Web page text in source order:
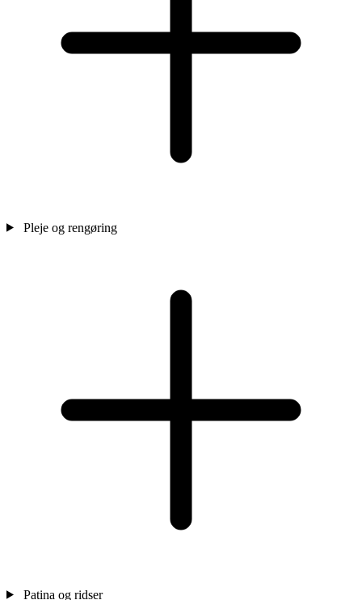
Pleje og rengøring
Patina og ridser